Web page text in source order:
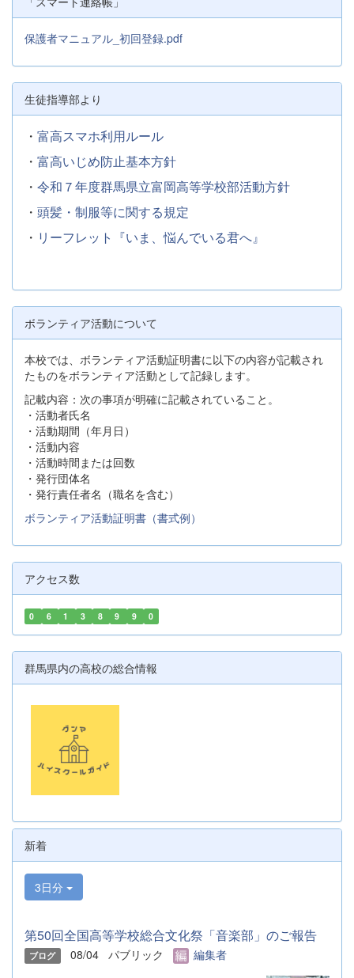
保護者マニュアル_初回登録.pdf
生徒指導部より
・ 富高スマホ利用ルール
・ 富高いじめ防止基本方針
・ 令和７年度群馬県立富岡高等学校部活動方針
・ 頭髪・制服等に関する規定
・ リーフレット『いま、悩んでいる君へ』
ボランティア活動について
本校では、ボランティア活動証明書に以下の内容が記載され
たものをボランティア活動として記録します。
記載内容：次の事項が明確に記載されていること。
・活動者氏名
・活動期間（年月日）
・活動内容
・活動時間または回数
・発行団体名
・発行責任者名（職名を含む）
ボランティア活動証明書（書式例）
アクセス数
0 6 1 3 8 9 9 0
群馬県内の高校の総合情報
新着
3日分
第50回全国高等学校総合文化祭「音楽部」のご報告
ブログ 08/04 パブリック 編集者